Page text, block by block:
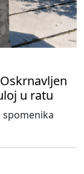
Oskrnavljen
u ratu
spomenika